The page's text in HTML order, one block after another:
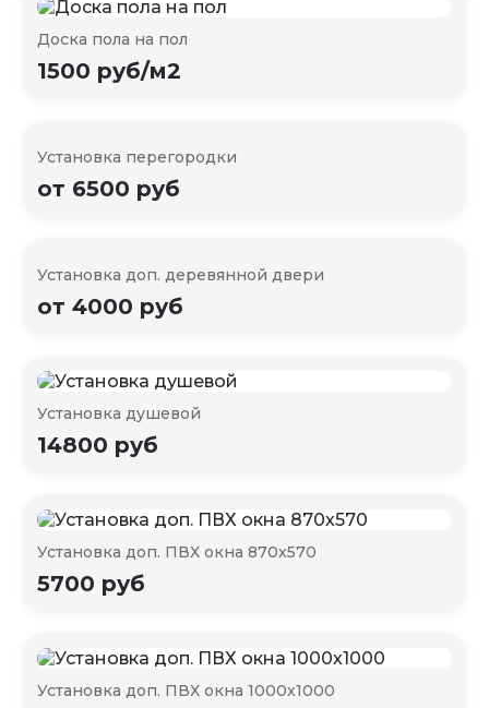
Доска пола на пол
1500 руб/м2
Установка перегородки
от 6500 руб
Установка доп. деревянной двери
от 4000 руб
Установка душевой
14800 руб
Установка доп. ПВХ окна 870х570
5700 руб
Установка доп. ПВХ окна 1000х1000